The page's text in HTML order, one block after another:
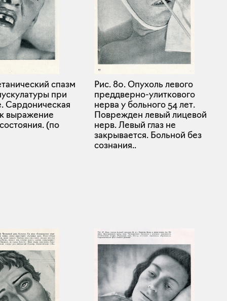
спазм
при
Сардоническая
выражение
(по
Рис. 80. Опухоль левого
преддверно-улиткового
нерва у больного 54 лет.
Поврежден левый лицевой
нерв. Левый глаз не
закрывается. Больной без
сознания..